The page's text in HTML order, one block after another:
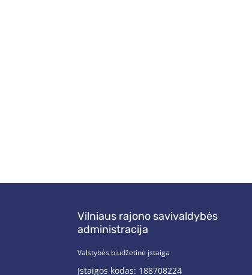
Vilniaus rajono savivaldybės
administracija
Valstybės biudžetinė įstaiga
Įstaigos kodas: 188708224